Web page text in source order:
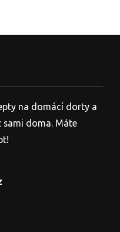
na domácí dorty a
sami doma. Máte